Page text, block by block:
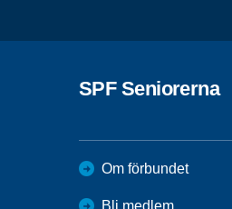
SPF Seniorerna
Om förbundet
Bli medlem